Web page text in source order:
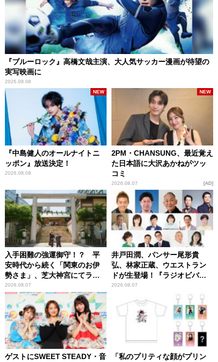
『ブルーロック』高橋文哉主演、大人気サッカー漫画が待望の
実写映画に
2026.08.08
『中島健人のオールナイトニ
ッポン』放送決定！
2026.08.08
NEW
2PM・CHANSUNG、最近覚え
た日本語に大沢あかねがツッ
コミ
2026.08.07
NEW
AD
入手困難の強運御守！？ 平
安時代から続く「関東のお伊
勢さま」、芝大神宮にてラン
パンプスが合格祈願！
2026.08.07
井戸田潤、パンサー尾形貴
弘、林家正蔵、ウエストラン
ドが生登場！『ラジオビバリ
ー昼ズ』
2026.08.07
ゲストにSWEET STEADY・音
「私のプリティな顔がプリン